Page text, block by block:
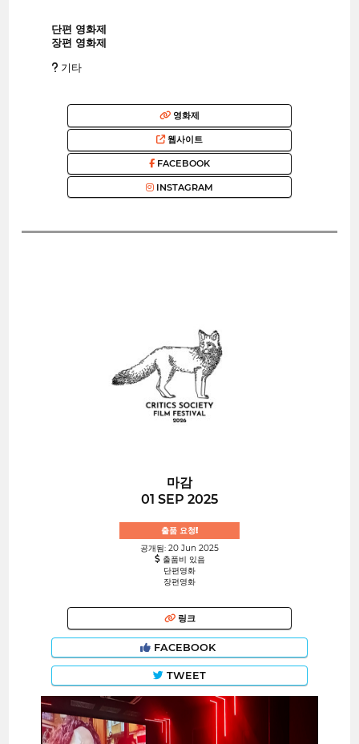
단편 영화제
장편 영화제
기타
영화제
웹사이트
FACEBOOK
INSTAGRAM
마감
01 SEP 2025
출품 요청!
공개됨: 20 Jun 2025
출품비 있음
단편영화
장편영화
링크
FACEBOOK
TWEET